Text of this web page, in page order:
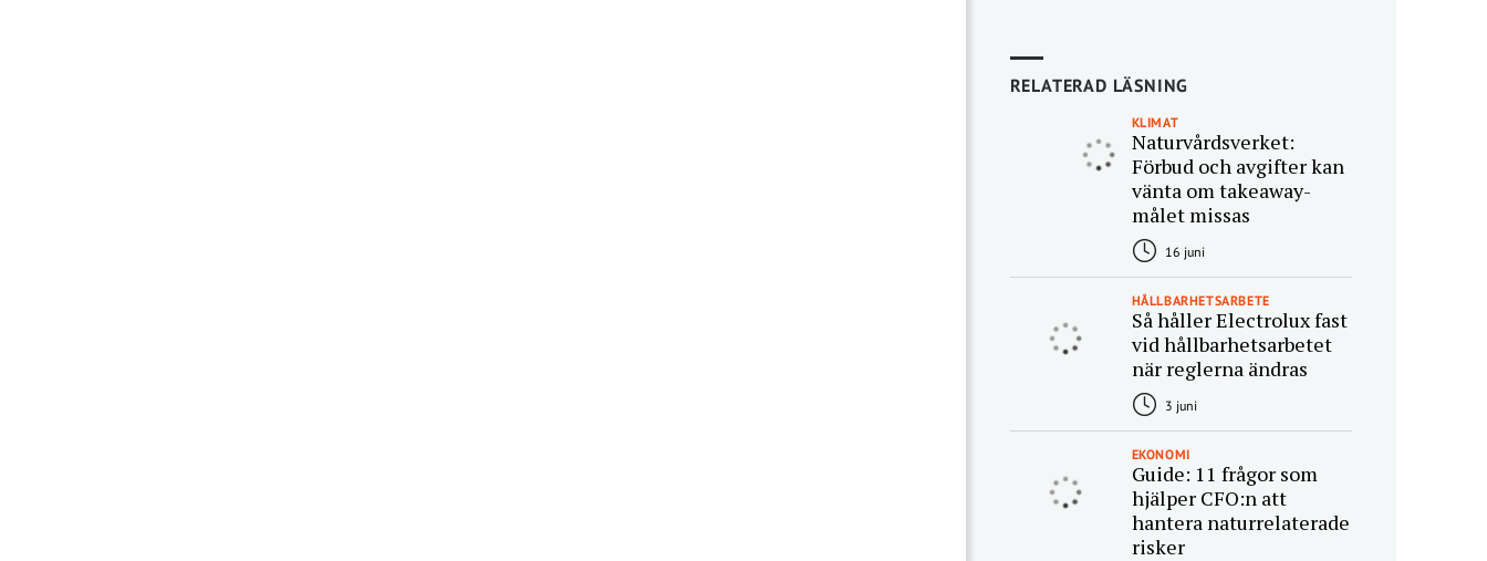
RELATERAD LÄSNING
KLIMAT
Naturvårdsverket:
Förbud och avgifter kan
vänta om takeaway-
målet missas
16 juni
HÅLLBARHETSARBETE
Så håller Electrolux fast
vid hållbarhetsarbetet
när reglerna ändras
3 juni
EKONOMI
Guide: 11 frågor som
hjälper CFO:n att
hantera naturrelaterade
risker